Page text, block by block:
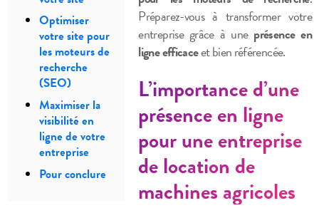
Optimiser
votre site pour
les moteurs de
recherche
(SEO)
Maximiser la
visibilité en
ligne de votre
entreprise
Pour conclure
Préparez-vous à transformer votre
entreprise grâce à une présence en
ligne efficaceet bien référencée.
L’importance d’une
présence en ligne
pour une entreprise
de location de
machines agricoles